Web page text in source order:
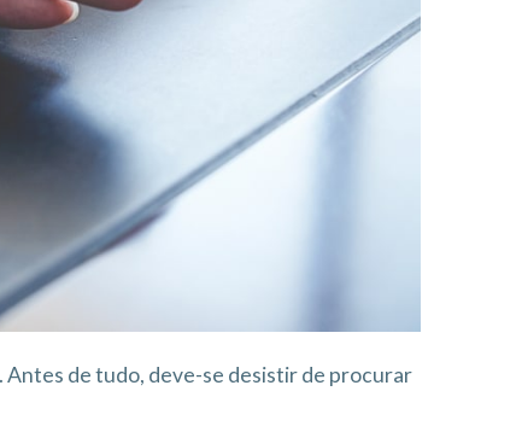
Antes de tudo, deve-se desistir de procurar